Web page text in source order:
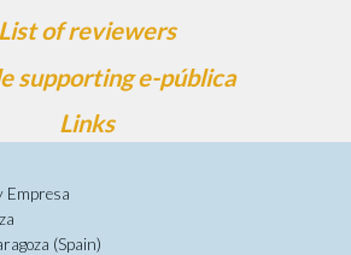
List of reviewers
supporting e-pública
Links
Empresa
(Spain)